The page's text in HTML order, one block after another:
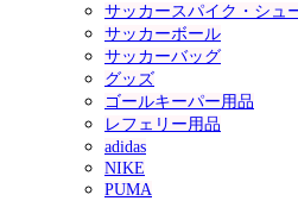
サッカースパイク・シュ
サッカーボール
サッカーバッグ
グッズ
ゴールキーパー用品
レフェリー用品
adidas
NIKE
PUMA